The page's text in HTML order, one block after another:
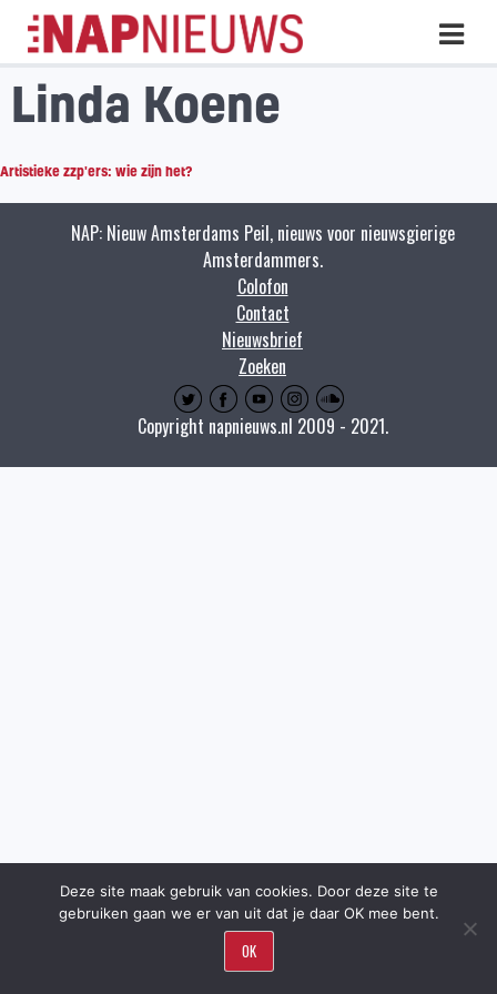
Skip
naar
inhoud
Linda Koene
Artistieke zzp'ers: wie zijn het?
NAP: Nieuw Amsterdams Peil, nieuws voor nieuwsgierige
Amsterdammers.
Colofon
Contact
Nieuwsbrief
Zoeken
Copyright napnieuws.nl 2009 - 2021.
Deze site maak gebruik van cookies. Door deze site te
gebruiken gaan we er van uit dat je daar OK mee bent.
OK